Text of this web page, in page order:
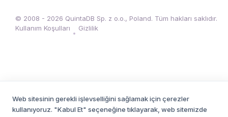
© 2008 - 2026 QuintaDB Sp. z o.o., Poland. Tüm hakları saklıdır.
Kullanım Koşulları
•
Gizlilik
Web sitesinin gerekli işlevselliğini sağlamak için çerezler
kullanıyoruz. "Kabul Et" seçeneğine tıklayarak, web sitemizde